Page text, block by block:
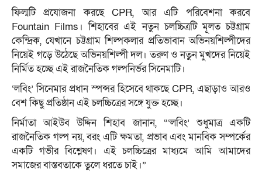
ফিল্মটি প্রযোজনা করছে CPR, আর এটি পরিবেশনা করবে
Fountain Films। শিহাবের এই নতুন চলচ্চিত্রটি মূলত চট্টগ্রাম
কেন্দ্রিক, যেখানে চট্টগ্রাম শিল্পকলার প্রতিভাবান অভিনয়শিল্পীদের
নিয়েই গড়ে উঠেছে অভিনয়শিল্পী দল। তরুণ ও নতুন মুখদের নিয়েই
নির্মিত হচ্ছে এই রাজনৈতিক গল্পনির্ভর সিনেমাটি।
‘লবিং’ সিনেমার প্রধান স্পন্সর হিসেবে থাকছে CPR, এছাড়াও আরও
বেশ কিছু প্রতিষ্ঠান এই চলচ্চিত্রের সঙ্গে যুক্ত হচ্ছে।
নির্মাতা আইউব উদ্দিন শিহাব জানান, “‘লবিং’ শুধুমাত্র একটি
রাজনৈতিক গল্প নয়, বরং এটি ক্ষমতা, প্রভাব এবং মানবিক সম্পর্কের
একটি গভীর বিশ্লেষণ। এই চলচ্চিত্রের মাধ্যমে আমি আমাদের
সমাজের বাস্তবতাকে তুলে ধরতে চাই।”